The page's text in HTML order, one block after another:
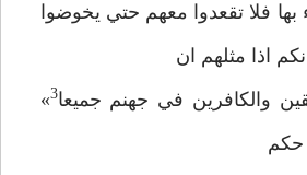
بها فلا تقعدوا معهم حتي يخوضوا
اذا مثلهم ان
والكافرين في جهنم جميعا3
»
حكم